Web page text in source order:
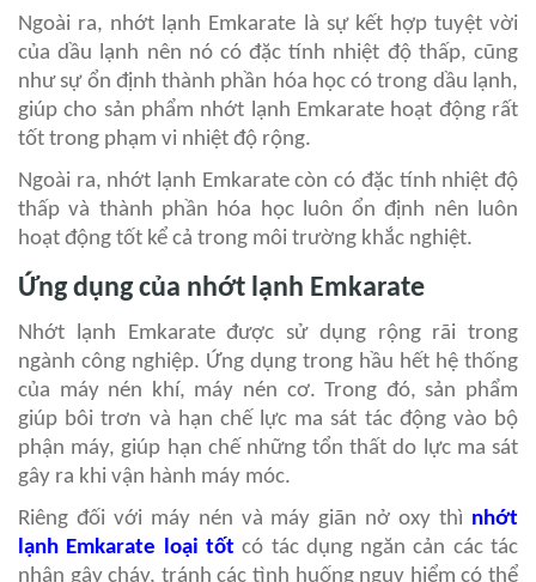
Ngoài ra, nhớt lạnh Emkarate là sự kết hợp tuyệt vời
của dầu lạnh nên nó có đặc tính nhiệt độ thấp, cũng
như sự ổn định thành phần hóa học có trong dầu lạnh,
giúp cho sản phẩm nhớt lạnh Emkarate hoạt động rất
tốt trong phạm vi nhiệt độ rộng.
Ngoài ra, nhớt lạnh Emkarate còn có đặc tính nhiệt độ
thấp và thành phần hóa học luôn ổn định nên luôn
hoạt động tốt kể cả trong môi trường khắc nghiệt.
Ứng dụng của nhớt lạnh Emkarate
Nhớt lạnh Emkarate được sử dụng rộng rãi trong
ngành công nghiệp. Ứng dụng trong hầu hết hệ thống
của máy nén khí, máy nén cơ. Trong đó, sản phẩm
giúp bôi trơn và hạn chế lực ma sát tác động vào bộ
phận máy, giúp hạn chế những tổn thất do lực ma sát
gây ra khi vận hành máy móc.
Riêng đối với máy nén và máy giãn nở oxy thì nhớt
lạnh Emkarate loại tốtcó tác dụng ngăn cản các tác
nhân gây cháy, tránh các tình huống nguy hiểm có thể